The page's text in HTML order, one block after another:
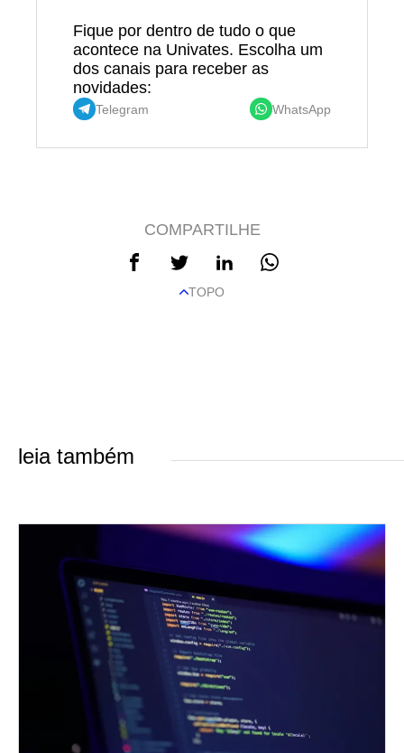
Fique por dentro de tudo o que
acontece na Univates. Escolha um
dos canais para receber as
novidades:
Telegram WhatsApp
COMPARTILHE
TOPO
leia também